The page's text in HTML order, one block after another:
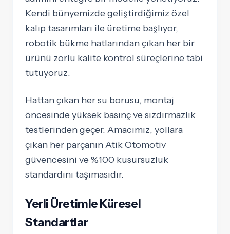
Kendi bünyemizde geliştirdiğimiz özel
kalıp tasarımları ile üretime başlıyor,
robotik bükme hatlarından çıkan her bir
ürünü zorlu kalite kontrol süreçlerine tabi
tutuyoruz.
Hattan çıkan her su borusu, montaj
öncesindeyüksek basınç ve sızdırmazlık
testlerindengeçer. Amacımız, yollara
çıkan her parçanın Atik Otomotiv
güvencesini ve %100 kusursuzluk
standardını taşımasıdır.
Yerli Üretimle Küresel
Standartlar